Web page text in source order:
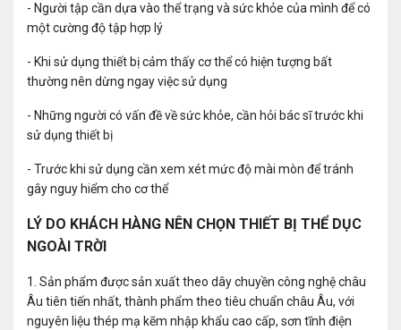
- Người tập cần dựa vào thể trạng và sức khỏe của mình để có
một cường độ tập hợp lý
- Khi sử dụng thiết bị cảm thấy cơ thể có hiện tượng bất
thường nên dừng ngay việc sử dụng
- Những người có vấn đề về sức khỏe, cần hỏi bác sĩ trước khi
sử dụng thiết bị
- Trước khi sử dụng cần xem xét mức độ mài mòn để tránh
gây nguy hiểm cho cơ thể
LÝ DO KHÁCH HÀNG NÊN CHỌN THIẾT BỊ THỂ DỤC
NGOÀI TRỜI
1. Sản phẩm được sản xuất theo dây chuyền công nghệ châu
Âu tiên tiến nhất, thành phẩm theo tiêu chuẩn châu Âu, với
nguyên liệu thép mạ kẽm nhập khẩu cao cấp, sơn tĩnh điện